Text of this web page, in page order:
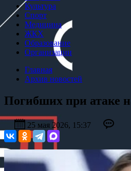
Культура
Спорт
Медицина
ЖКХ
Образование
Организации
Главная
Архив новостей
Погибших при атаке
25 мая 2026, 15:37